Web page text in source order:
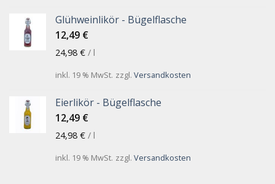
Glühweinlikör - Bügelflasche
12,49 €
24,98 € / l
inkl. 19 % MwSt. zzgl. Versandkosten
Eierlikör - Bügelflasche
12,49 €
24,98 € / l
inkl. 19 % MwSt. zzgl. Versandkosten